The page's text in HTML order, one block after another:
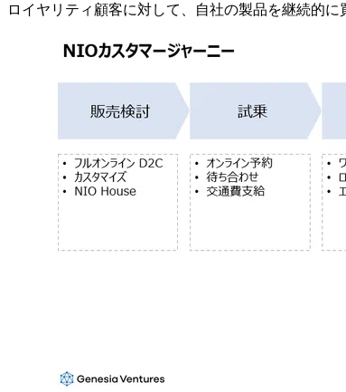
ロイヤリティ顧客に対して、自社の製品を継続的